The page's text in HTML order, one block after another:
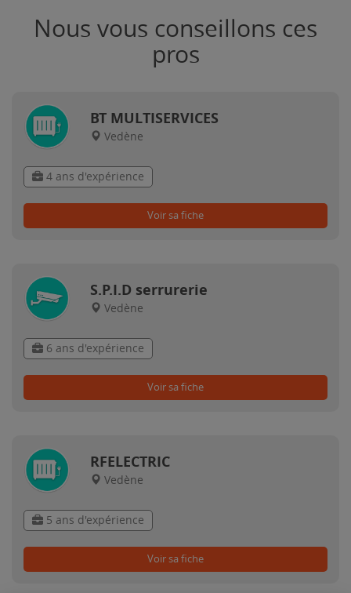
Nous vous conseillons ces
pros
BT MULTISERVICES
Vedène
4 ans d'expérience
Voir sa fiche
S.P.I.D serrurerie
Vedène
6 ans d'expérience
Voir sa fiche
RFELECTRIC
Vedène
5 ans d'expérience
Voir sa fiche